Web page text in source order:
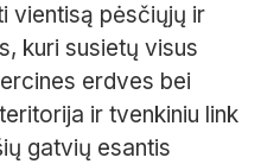
vientisą pėsčiųjų ir
kuri susietų visus
erdves bei
ir tvenkiniu link
gatvių esantis